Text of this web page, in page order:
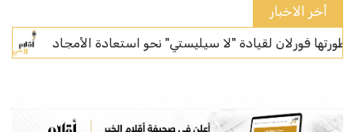
أخر الاخبار
لقيادة "لا سيليستي" نحو استعادة الأمجاد